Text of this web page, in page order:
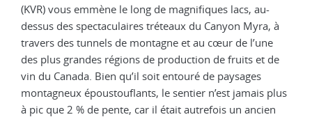
(KVR) vous emmène le long de magnifiques lacs, au-
dessus des spectaculaires tréteaux du Canyon Myra, à
travers des tunnels de montagne et au cœur de l’une
des plus grandes régions de production de fruits et de
vin du Canada. Bien qu’il soit entouré de paysages
montagneux époustouflants, le sentier n’est jamais plus
à pic que 2 % de pente, car il était autrefois un ancien